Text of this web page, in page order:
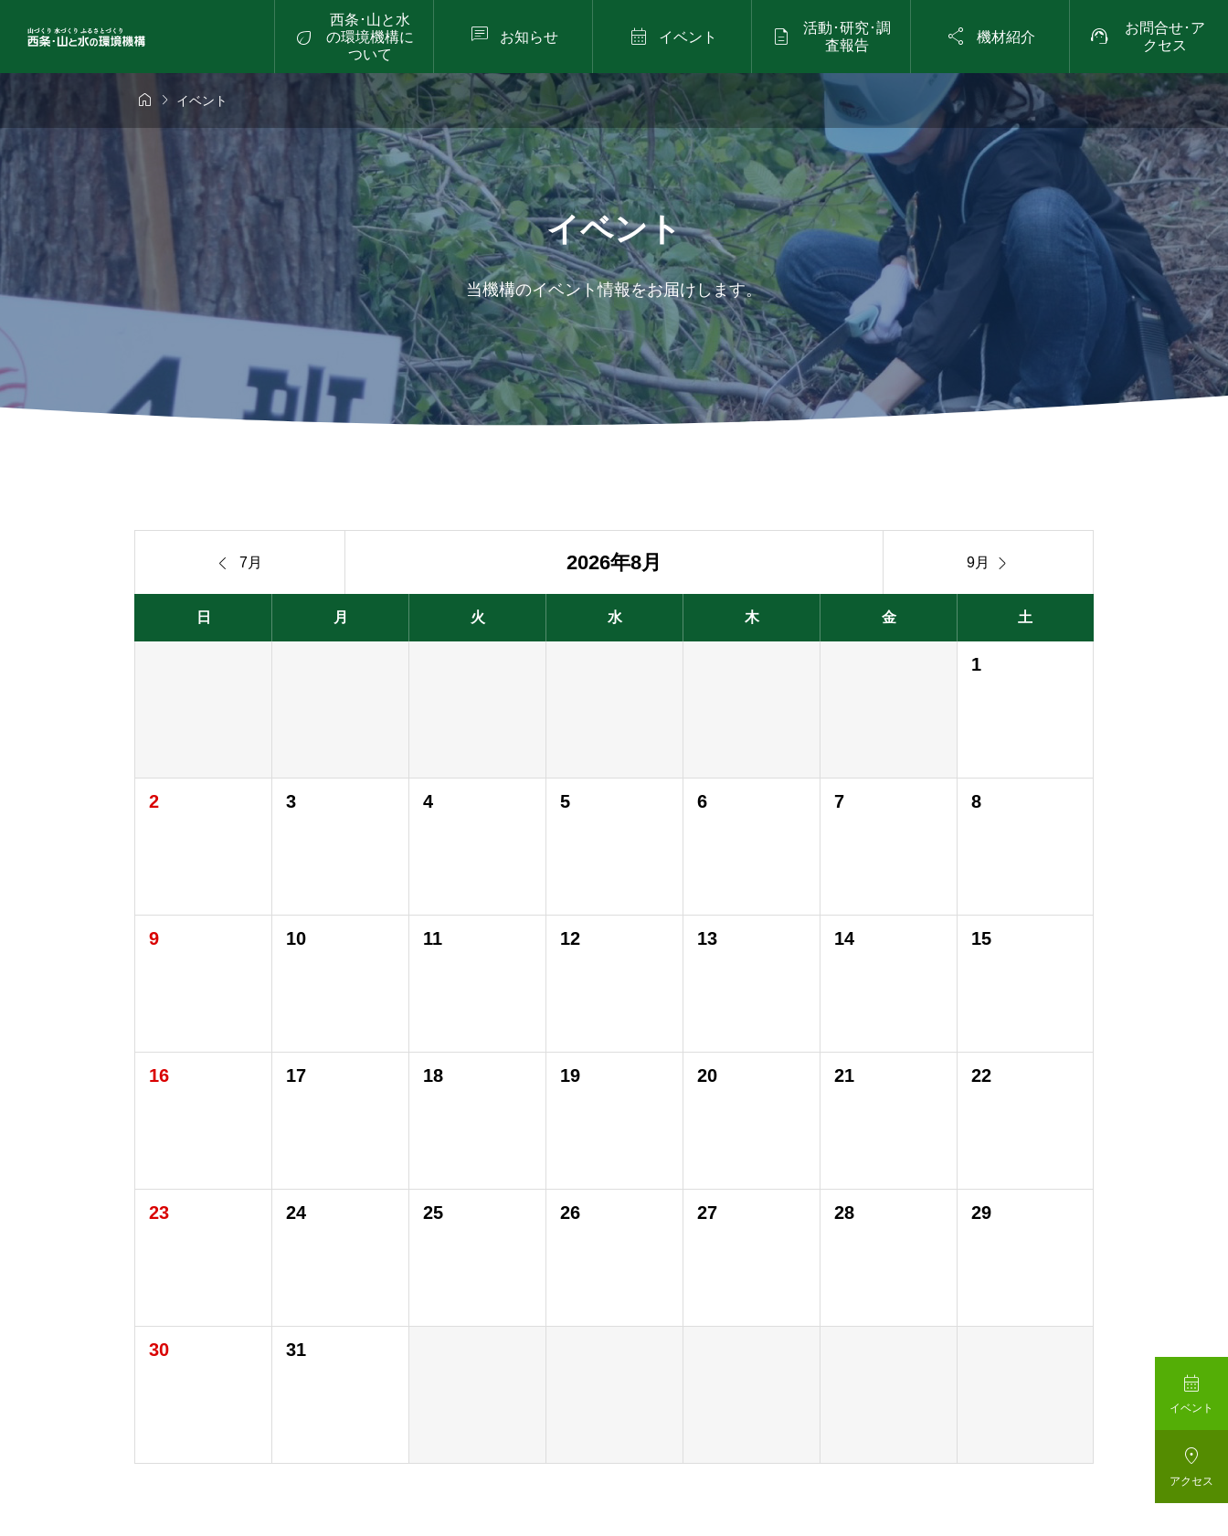

西条･山と水
の環境機構に
ついて
 お知らせ  イベント 
活動･研究･調
査報告
 機材紹介 
お問合せ･ア
クセス
3月3日（日）
山のグラン
2024年6月2日（日）
第104回「山のグラン
2024年6月2日（日）
第22回ひろしま「山の
日」県民の集い in ひが
しひろしま
2024年10月19日（土）
第105回 「山のグラ
ンドワーク」
 
  イベント
イベント
当機構のイベント情報をお届けします。
 7月 2026年8月 9月 
日 月 火 水 木 金 土
1
2 3 4 5 6 7 8
9 10 11 12 13 14 15
16 17 18 19 20 21 22
23 24 25 26 27 28 29
30 31

イベント

アクセス